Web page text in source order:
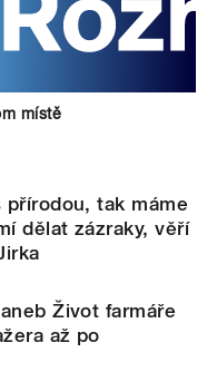
místě
tak máme
dělat zázraky, věří
Život farmáře
až po